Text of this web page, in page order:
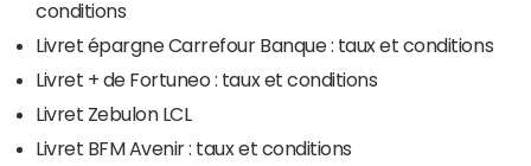
conditions
Livret épargne Carrefour Banque : taux et conditions
Livret + de Fortuneo : taux et conditions
Livret Zebulon LCL
Livret BFM Avenir : taux et conditions